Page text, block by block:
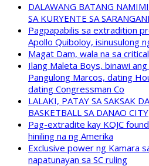
DALAWANG BATANG
SA KURYENTE SA SARANGANI
Pagpapabilis sa extradition
Apollo Quiboloy, isinusulong
Magat Dam, wala na sa
Ilang Maleta Boys, binawi
Pangulong Marcos, dating
dating Congressman Co
LALAKI, PATAY SA SAKSAK
BASKETBALL SA DANAO CITY
Pag-extradite kay KOJC
hiniling na ng Amerika
Exclusive power ng Kamara
napatunayan sa SC ruling